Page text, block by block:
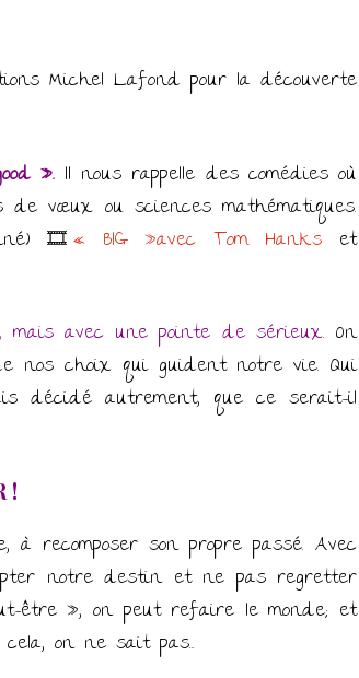
Michel Lafond pour la découverte
». Il nous rappelle des comédies où
vœux ou sciences mathématiques.
🎞« BIG »avec Tom Hanks et
mais avec une pointe de sérieux. On
nos choix qui guident notre vie. Qui
décidé autrement, que ce serait-il
!
recomposer son propre passé. Avec
notre destin et ne pas regretter
être », on peut refaire le monde; et
on ne sait pas…